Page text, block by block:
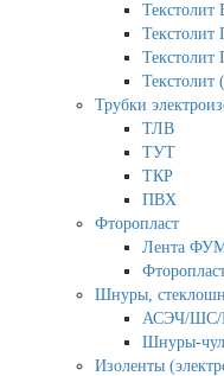
Текстолит
Текстолит
Текстолит
Трубки
ТЛВ
ТУТ
ТКР
ПВХ
Фторопласт
Лента
Шнуры,
АСЭЧ/
Шнуры-
Изоленты